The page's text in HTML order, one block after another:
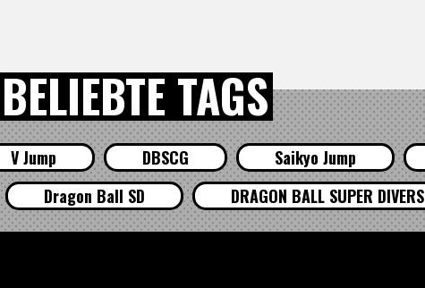
BELIEBTE TAGS
V Jump DBSCG Saikyo Jump
Dragon Ball SD DRAGON BALL SUPER DIVERS